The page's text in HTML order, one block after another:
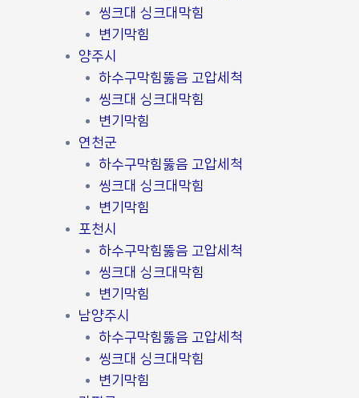
씽크대 싱크대막힘
변기막힘
양주시
하수구막힘뚫음 고압세척
씽크대 싱크대막힘
변기막힘
연천군
하수구막힘뚫음 고압세척
씽크대 싱크대막힘
변기막힘
포천시
하수구막힘뚫음 고압세척
씽크대 싱크대막힘
변기막힘
남양주시
하수구막힘뚫음 고압세척
씽크대 싱크대막힘
변기막힘